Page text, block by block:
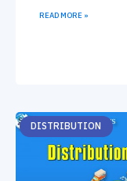
READ MORE »
DISTRIBUTION